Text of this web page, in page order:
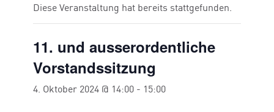
Diese Veranstaltung hat bereits stattgefunden.
11. und ausserordentliche
Vorstandssitzung
4. Oktober 2024 @ 14:00 - 15:00